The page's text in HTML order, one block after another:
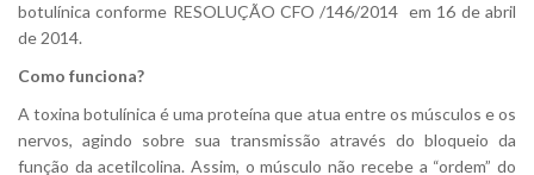
botulínica conforme RESOLUÇÃO CFO /146/2014 em 16 de abril
de 2014.
Como funciona?
A toxina botulínica é uma proteína que atua entre os músculos e os
nervos, agindo sobre sua transmissão através do bloqueio da
função da acetilcolina. Assim, o músculo não recebe a “ordem” do